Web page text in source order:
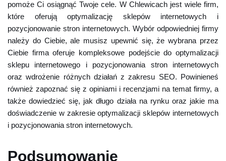
pomoże Ci osiągnąć Twoje cele. W Chlewicach jest wiele firm,
które oferują optymalizację sklepów internetowych i
pozycjonowanie stron internetowych. Wybór odpowiedniej firmy
należy do Ciebie, ale musisz upewnić się, że wybrana przez
Ciebie firma oferuje kompleksowe podejście do optymalizacji
sklepu internetowego i pozycjonowania stron internetowych
oraz wdrożenie różnych działań z zakresu SEO. Powinieneś
również zapoznać się z opiniami i recenzjami na temat firmy, a
także dowiedzieć się, jak długo działa na rynku oraz jakie ma
doświadczenie w zakresie optymalizacji sklepów internetowych
i pozycjonowania stron internetowych.
Podsumowanie